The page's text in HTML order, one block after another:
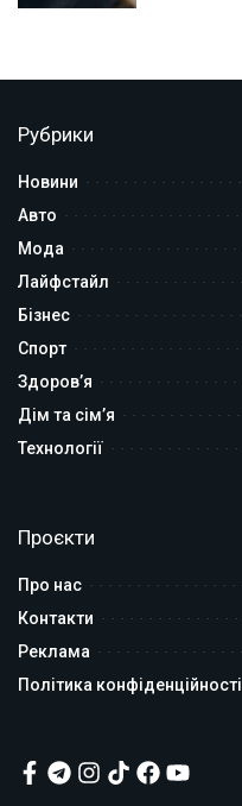
Рубрики
Новини
Авто
Мода
Лайфстайл
Бізнес
Спорт
Здоров’я
Дім та сім’я
Технології
Проєкти
Про нас
Контакти
Реклама
Політика конфіденційності